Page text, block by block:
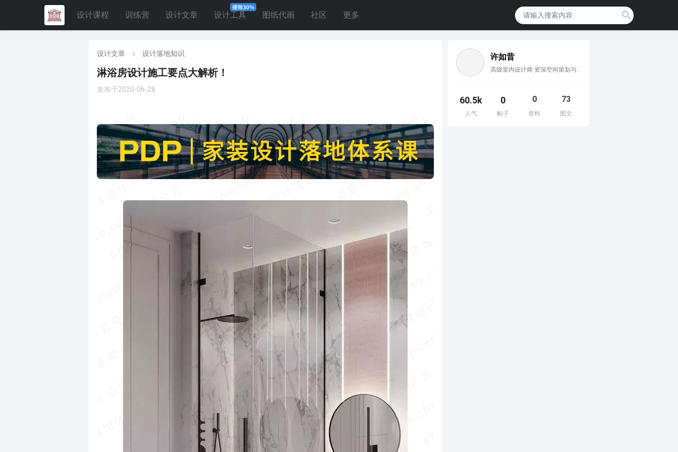
设计课程 训练营 设计文章 设计工具 图纸代画 社区 更多
设计文章 设计落地知识
淋浴房设计施工要点大解析！
发布于2020-06-28
许如昔
高级室内设计师 资深空间策划与空间设计师
60.5k
人气
0
帖子
0
资料
73
图文